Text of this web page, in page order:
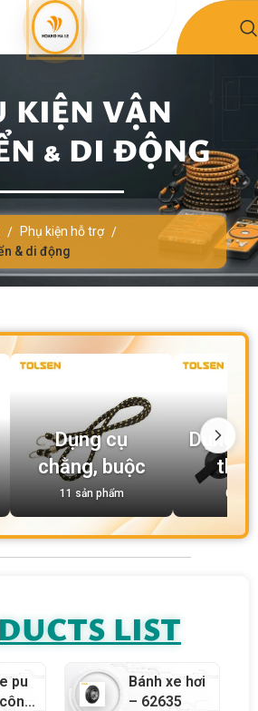
KIỆN VẬN
& DI ĐỘNG
/ Phụ kiện hỗ trợ /
& di động
Dụng cụ
chằng, buộc
11 sản phẩm
Dụng
0 sản
LIST
pu
Bánh xe hơi
– 62635